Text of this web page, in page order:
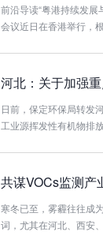
好型技术评估》，并于
产中心周长波、环保部
议。报告鲜明地提出了4
压力巨大，并且环...
前沿导读“粤港持续发展
会议近日在香港举行，
区域空气监测网络还将
物（VOCs）浓度的常
州全天灰霾，从上午的
东路，直至傍晚，灰霾
区域空气质量、保护水
护理...
日前，保定环保局转发
工业源挥发性有机物排
SF6检测仪、甲醛检测
仪,是瑞士蒙巴波传感器
您共创美好健康宜居环境
寒冬已至，雾霾往往成
词，尤其在河北、西安